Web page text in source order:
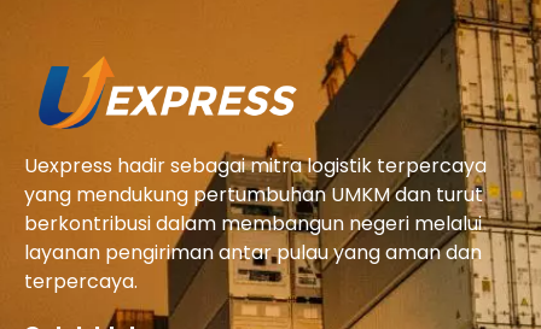
Uexpress hadir sebagai mitra logistik terpercaya
yang mendukung pertumbuhan UMKM dan turut
berkontribusi dalam membangun negeri melalui
layanan pengiriman antar pulau yang aman dan
terpercaya.